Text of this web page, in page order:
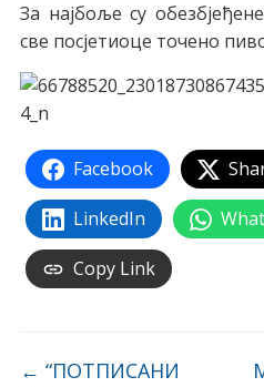
За најбоље су
све посјетиоце точено
Facebook
LinkedIn
Copy Link
← “ПОТПИСАНИ